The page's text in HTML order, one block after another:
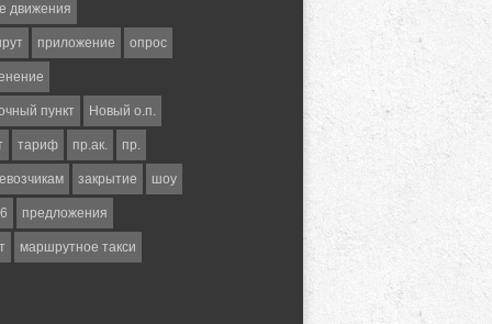
движения
приложение опрос
пункт Новый о.п.
тариф пр.ак. пр.
закрытие шоу
предложения
маршрутное такси